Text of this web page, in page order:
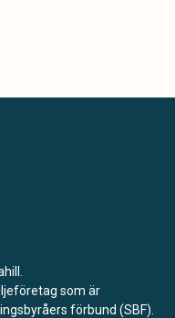
som är
förbund (SBF).